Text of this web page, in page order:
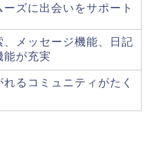
ズに出会いをサポート
、メッセージ機能、日記
能が充実
るコミュニティがたく